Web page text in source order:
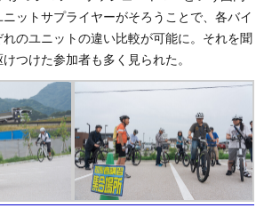
ットサプライヤーがそろうことで、各バイ
のユニットの違い比較が可能に。それを聞
つけた参加者も多く見られた。